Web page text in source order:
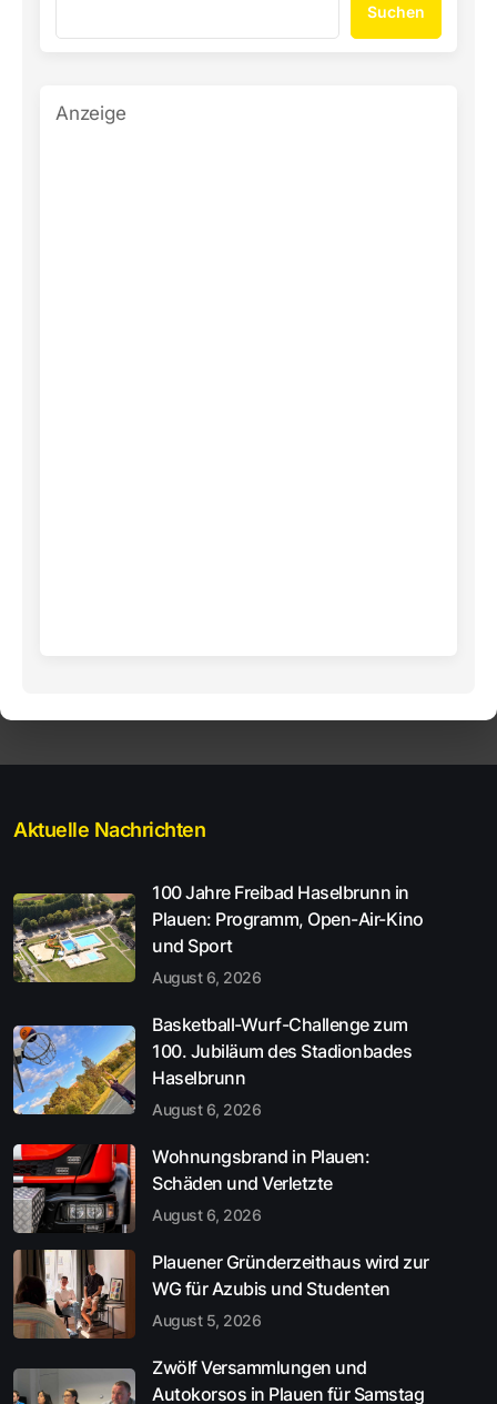
Suchen
Anzeige
Aktuelle Nachrichten
100 Jahre Freibad Haselbrunn in
Plauen: Programm, Open-Air-Kino
und Sport
August 6, 2026
Basketball-Wurf-Challenge zum
100. Jubiläum des Stadionbades
Haselbrunn
August 6, 2026
Wohnungsbrand in Plauen:
Schäden und Verletzte
August 6, 2026
Plauener Gründerzeithaus wird zur
WG für Azubis und Studenten
August 5, 2026
Zwölf Versammlungen und
Autokorsos in Plauen für Samstag